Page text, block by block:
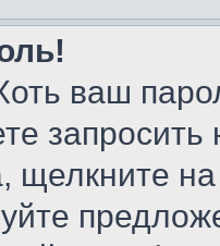
ваш
щелкните